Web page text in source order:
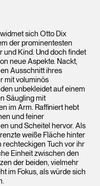
sich Otto Dix
der prominentesten
Kind. Und doch findet
neue Aspekte. Nackt,
Ausschnitt ihres
mit voluminös
unbekleidet auf einem
Säugling mit
im Arm. Raffiniert hebt
und feiner
und Scheitel hervor. Als
weiße Fläche hinter
rechteckigen Tuch vor ihr
Einheit zwischen den
der beiden, vielmehr
im Fokus, als würde sich